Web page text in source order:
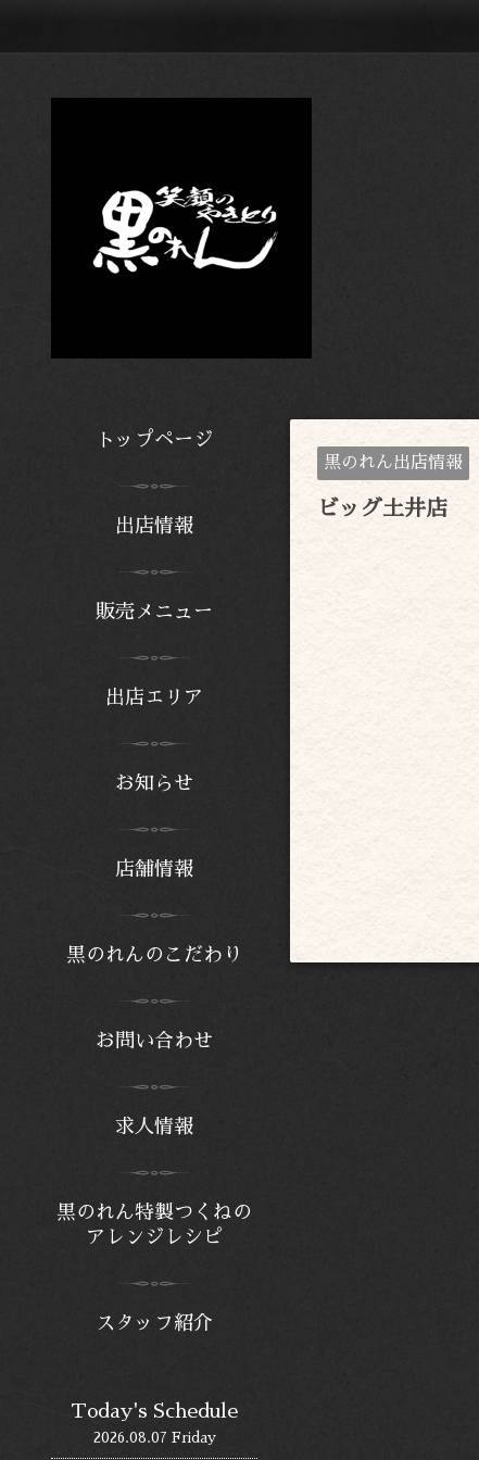
黒のれん出店情報
ビッグ土井店
トップページ
販売メニュー
出店エリア
お知らせ
店舗情報
黒のれんのこだわり
お問い合わせ
求人情報
黒のれん特製つくねの
アレンジレシピ
スタッフ紹介
出店情報
Today's Schedule
2026.08.07 Friday